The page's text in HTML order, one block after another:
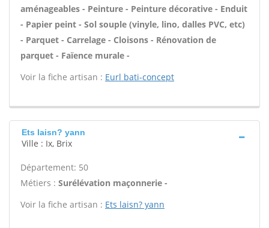
aménageables - Peinture - Peinture décorative - Enduit
- Papier peint - Sol souple (vinyle, lino, dalles PVC, etc)
- Parquet - Carrelage - Cloisons - Rénovation de
parquet - Faïence murale -
Voir la fiche artisan : Eurl bati-concept
Ets laisn? yann
Ville : Ix, Brix
Département: 50
Métiers : Surélévation maçonnerie -
Voir la fiche artisan : Ets laisn? yann